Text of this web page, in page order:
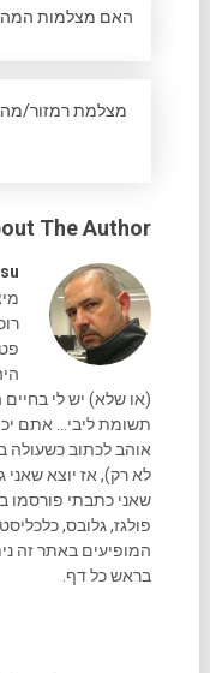
האם מצלמות
מצלמת רמזור/
The Author
(או שלא) יש לי
תשומת ליבי... אתם
אוהב לכתוב כשעולה
לא רק), אז יוצא שאני
פולגז, גלובס,
המופיעים באתר זה
בראש כל דף.